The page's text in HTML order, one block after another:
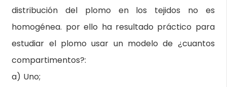
distribución del plomo en los tejidos no es
homogénea. por ello ha resultado práctico para
estudiar el plomo usar un modelo de ¿cuantos
compartimentos?:
a) Uno;